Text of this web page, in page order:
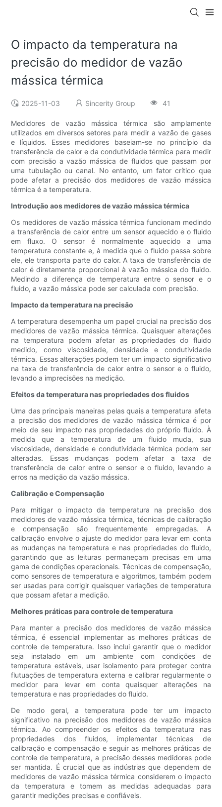
O impacto da temperatura na
precisão do medidor de vazão
mássica térmica
2025-11-03 Sincerity Group 41
Medidores de vazão mássica térmica são amplamente
utilizados em diversos setores para medir a vazão de gases
e líquidos. Esses medidores baseiam-se no princípio da
transferência de calor e da condutividade térmica para medir
com precisão a vazão mássica de fluidos que passam por
uma tubulação ou canal. No entanto, um fator crítico que
pode afetar a precisão dos medidores de vazão mássica
térmica é a temperatura.
Introdução aos medidores de vazão mássica térmica
Os medidores de vazão mássica térmica funcionam medindo
a transferência de calor entre um sensor aquecido e o fluido
em fluxo. O sensor é normalmente aquecido a uma
temperatura constante e, à medida que o fluido passa sobre
ele, ele transporta parte do calor. A taxa de transferência de
calor é diretamente proporcional à vazão mássica do fluido.
Medindo a diferença de temperatura entre o sensor e o
fluido, a vazão mássica pode ser calculada com precisão.
Impacto da temperatura na precisão
A temperatura desempenha um papel crucial na precisão dos
medidores de vazão mássica térmica. Quaisquer alterações
na temperatura podem afetar as propriedades do fluido
medido, como viscosidade, densidade e condutividade
térmica. Essas alterações podem ter um impacto significativo
na taxa de transferência de calor entre o sensor e o fluido,
levando a imprecisões na medição.
Efeitos da temperatura nas propriedades dos fluidos
Uma das principais maneiras pelas quais a temperatura afeta
a precisão dos medidores de vazão mássica térmica é por
meio de seu impacto nas propriedades do próprio fluido. À
medida que a temperatura de um fluido muda, sua
viscosidade, densidade e condutividade térmica podem ser
alteradas. Essas mudanças podem afetar a taxa de
transferência de calor entre o sensor e o fluido, levando a
erros na medição da vazão mássica.
Calibração e Compensação
Para mitigar o impacto da temperatura na precisão dos
medidores de vazão mássica térmica, técnicas de calibração
e compensação são frequentemente empregadas. A
calibração envolve o ajuste do medidor para levar em conta
as mudanças na temperatura e nas propriedades do fluido,
garantindo que as leituras permaneçam precisas em uma
gama de condições operacionais. Técnicas de compensação,
como sensores de temperatura e algoritmos, também podem
ser usadas para corrigir quaisquer variações de temperatura
que possam afetar a medição.
Melhores práticas para controle de temperatura
Para manter a precisão dos medidores de vazão mássica
térmica, é essencial implementar as melhores práticas de
controle de temperatura. Isso inclui garantir que o medidor
seja instalado em um ambiente com condições de
temperatura estáveis, usar isolamento para proteger contra
flutuações de temperatura externa e calibrar regularmente o
medidor para levar em conta quaisquer alterações na
temperatura e nas propriedades do fluido.
De modo geral, a temperatura pode ter um impacto
significativo na precisão dos medidores de vazão mássica
térmica. Ao compreender os efeitos da temperatura nas
propriedades dos fluidos, implementar técnicas de
calibração e compensação e seguir as melhores práticas de
controle de temperatura, a precisão desses medidores pode
ser mantida. É crucial que as indústrias que dependem de
medidores de vazão mássica térmica considerem o impacto
da temperatura e tomem as medidas adequadas para
garantir medições precisas e confiáveis.